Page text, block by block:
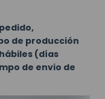
de producción
(días
de envio de